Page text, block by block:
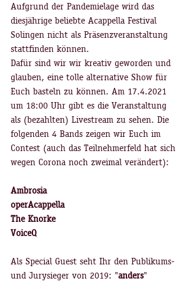
Aufgrund der Pandemielage wird das
diesjährige beliebte Acappella Festival
Solingen nicht als Präsenzveranstaltung
stattfinden können.
Dafür sind wir wir kreativ geworden und
glauben, eine tolle alternative Show für
Euch basteln zu können. Am 17.4.2021
um 18:00 Uhr gibt es die Veranstaltung
als (bezahlten) Livestream zu sehen. Die
folgenden 4 Bands zeigen wir Euch im
Contest (auch das Teilnehmerfeld hat sich
wegen Corona noch zweimal verändert):
Ambrosia
operAcappella
The Knorke
VoiceQ
Als Special Guest seht Ihr den Publikums-
und Jurysieger von 2019: "anders"